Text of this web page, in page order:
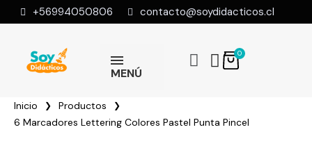
+56994050806 contacto@soydidacticos.cl
MENÚ
Inicio
Productos
6 Marcadores Lettering Colores Pastel Punta Pincel